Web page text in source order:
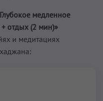
медленное
отдых (2 мин)»
и медитациях